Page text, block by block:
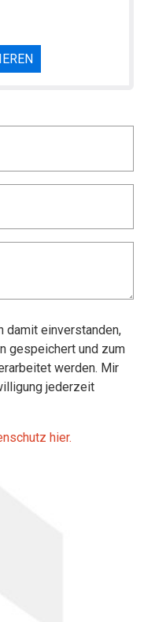
damit einverstanden,
gespeichert und zum
werden. Mir
jederzeit
hier.